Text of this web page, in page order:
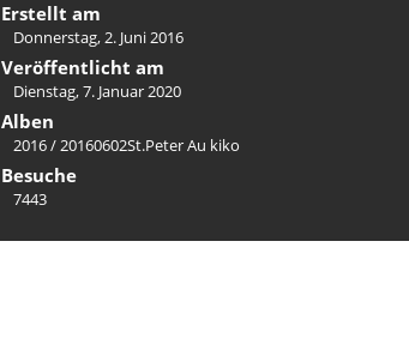
Erstellt am
Donnerstag, 2. Juni 2016
Veröffentlicht am
Dienstag, 7. Januar 2020
Alben
2016/20160602St.Peter Au kiko
Besuche
7443